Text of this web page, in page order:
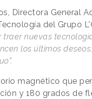
Directora General
del Grupo
nuevas
los últimos
magnético que
y 180 grados de